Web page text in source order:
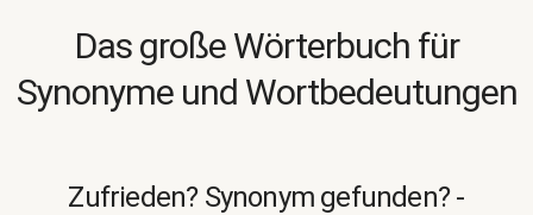
Das große Wörterbuch für
Synonyme und Wortbedeutungen
Zufrieden? Synonym gefunden? -